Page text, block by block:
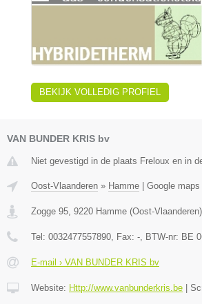
BEKIJK VOLLEDIG PROFIEL
VAN BUNDER KRIS bv
Niet gevestigd in de plaats Freloux en in
Oost-Vlaanderen » Hamme Google maps
Zogge 95, 9220 Hamme (Oost-Vlaanderen)
Tel: 0032477557890, Fax: -, BTW-nr: BE
E-mail › VAN BUNDER KRIS bv
Website: Http://www.vanbunderkris.be